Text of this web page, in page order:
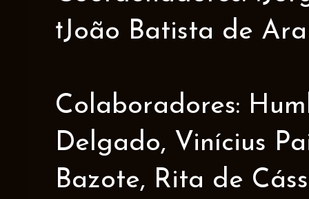
†João Batista de
Colaboradores:
Delgado, Vinícius
Bazote, Rita de